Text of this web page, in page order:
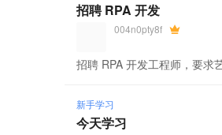
招聘 RPA 开发
004n0pty8f
招聘 RPA 开发工程师，要求
新手学习
今天学习